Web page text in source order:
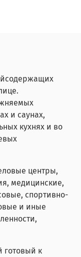
и саунах,
кухнях и во
центры,
медицинские,
спортивно-
и иные
готовый к